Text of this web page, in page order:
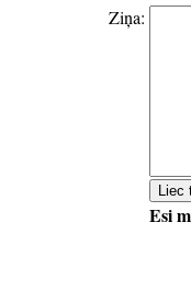
Ziņa:
Esi